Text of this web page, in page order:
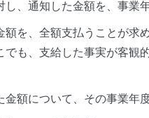
し、通知した金額を、事業
額を、全額支払うことが求
でも、支給した事実が客観
金額について、その事業年